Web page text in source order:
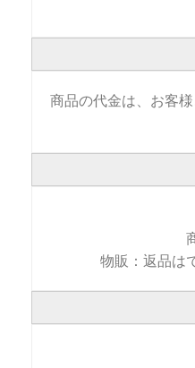
商品の代金は、お客
物販：返品は